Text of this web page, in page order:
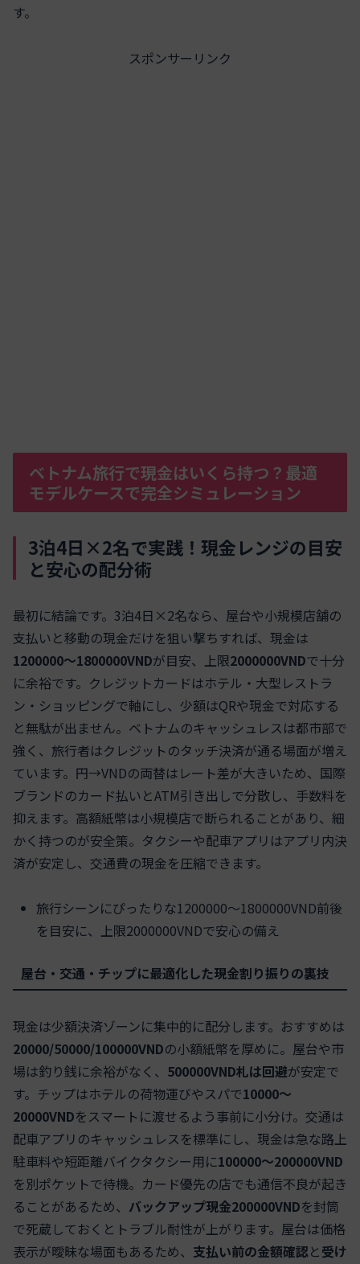
す。
スポンサーリンク
ベトナム旅行で現金はいくら持つ？最適
モデルケースで完全シミュレーション
3泊4日×2名で実践！現金レンジの目安
と安心の配分術
最初に結論です。3泊4日×2名なら、屋台や小規模店舗の
支払いと移動の現金だけを狙い撃ちすれば、現金は
1200000〜1800000VNDが目安、上限2000000VNDで十分
に余裕です。クレジットカードはホテル・大型レストラ
ン・ショッピングで軸にし、少額はQRや現金で対応する
と無駄が出ません。ベトナムのキャッシュレスは都市部で
強く、旅行者はクレジットのタッチ決済が通る場面が増え
ています。円→VNDの両替はレート差が大きいため、国際
ブランドのカード払いとATM引き出しで分散し、手数料を
抑えます。高額紙幣は小規模店で断られることがあり、細
かく持つのが安全策。タクシーや配車アプリはアプリ内決
済が安定し、交通費の現金を圧縮できます。
旅行シーンにぴったりな1200000〜1800000VND前後
を目安に、上限2000000VNDで安心の備え
屋台・交通・チップに最適化した現金割り振りの裏技
現金は少額決済ゾーンに集中的に配分します。おすすめは
20000/50000/100000VNDの小額紙幣を厚めに。屋台や市
場は釣り銭に余裕がなく、 500000VND札は回避が安定で
す。チップはホテルの荷物運びやスパで10000〜
20000VNDをスマートに渡せるよう事前に小分け。交通は
配車アプリのキャッシュレスを標準にし、現金は急な路上
駐車料や短距離バイクタクシー用に100000〜200000VND
を別ポケットで待機。カード優先の店でも通信不良が起き
ることがあるため、 バックアップ現金200000VNDを封筒
で死蔵しておくとトラブル耐性が上がります。屋台は価格
表示が曖昧な場面もあるため、 支払い前の金額確認と受け